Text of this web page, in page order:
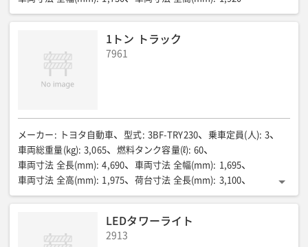
1トン トラック
7961
メーカー : トヨタ自動車 型式: 3BF-TRY230 乗車定員(人): 3
車両総重量(kg): 3,065 燃料タンク容量(ℓ): 60
車両寸法 全長(mm): 4,690 車両寸法 全幅(mm): 1,695
車両寸法 全高(mm): 1,975 荷台寸法 全長(mm): 3,100
荷台寸法 全幅(mm): 1,600 荷台仕様: 標準トラック 駆動方式:
LEDタワーライト
2913